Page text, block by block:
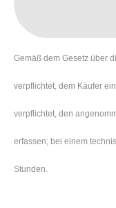
Gemäß dem Gesetz über
verpflichtet, dem Käufer
verpflichtet, den
erfassen; bei einem
Stunden.